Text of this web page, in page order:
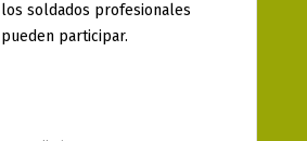
los soldados profesionales
pueden participar.